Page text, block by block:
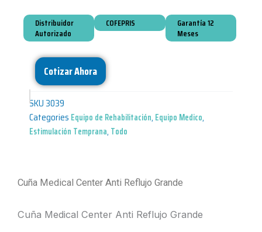
Distribuidor
Autorizado
COFEPRIS
Garantía 12
Meses
Cotizar Ahora
SKU3039
Categories Equipo de Rehabilitación, Equipo Medico,
Estimulación Temprana, Todo
Cuña Medical Center Anti Reflujo Grande
Cuña Medical Center Anti Reflujo Grande